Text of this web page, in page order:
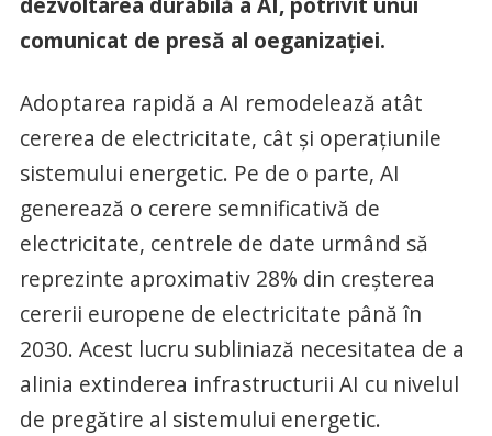
comunicat de presă al oeganizației.
Adoptarea rapidă a AI remodelează atât
cererea de electricitate, cât și operațiunile
sistemului energetic. Pe de o parte, AI
generează o cerere semnificativă de
electricitate, centrele de date urmând să
reprezinte aproximativ 28% din creșterea
cererii europene de electricitate până în
2030. Acest lucru subliniază necesitatea de a
alinia extinderea infrastructurii AI cu nivelul
de pregătire al sistemului energetic.